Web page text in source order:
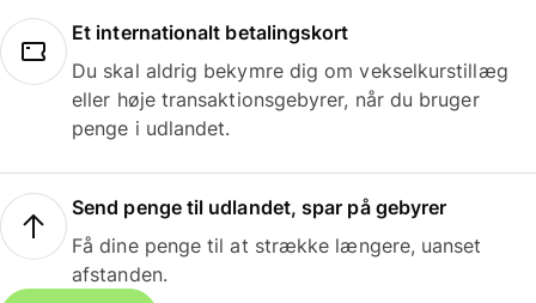
Et internationalt betalingskort
Du skal aldrig bekymre dig om vekselkurstillæg
eller høje transaktionsgebyrer, når du bruger
penge i udlandet.
Send penge til udlandet, spar på gebyrer
Få dine penge til at strække længere, uanset
afstanden.